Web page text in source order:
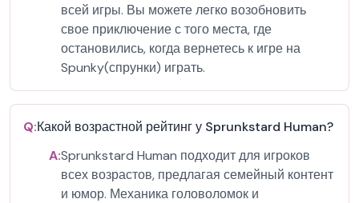
всей игры. Вы можете легко возобновить
свое приключение с того места, где
остановились, когда вернетесь к игре на
Spunky(спрунки) играть.
Q:Какой возрастной рейтинг у Sprunkstard Human?
A:Sprunkstard Human подходит для игроков
всех возрастов, предлагая семейный контент
и юмор. Механика головоломок и